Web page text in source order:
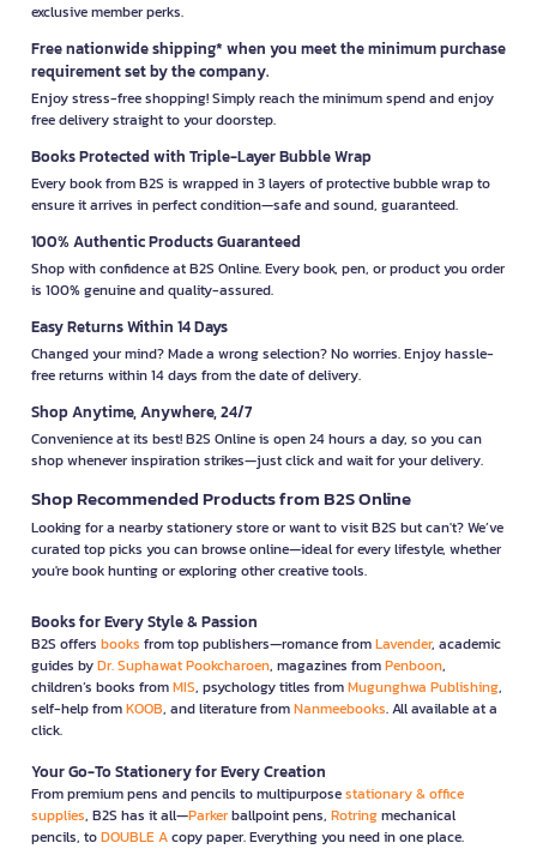
exclusive member perks.
Free nationwide shipping* when you meet the minimum purchase
requirement set by the company.
Enjoy stress-free shopping! Simply reach the minimum spend and enjoy
free delivery straight to your doorstep.
Books Protected with Triple-Layer Bubble Wrap
Every book from B2S is wrapped in 3 layers of protective bubble wrap to
ensure it arrives in perfect condition—safe and sound, guaranteed.
100% Authentic Products Guaranteed
Shop with confidence at B2S Online. Every book, pen, or product you order
is 100% genuine and quality-assured.
Easy Returns Within 14 Days
Changed your mind? Made a wrong selection? No worries. Enjoy hassle-
free returns within 14 days from the date of delivery.
Shop Anytime, Anywhere, 24/7
Convenience at its best! B2S Online is open 24 hours a day, so you can
shop whenever inspiration strikes—just click and wait for your delivery.
Shop Recommended Products from B2S Online
Looking for a nearby stationery store or want to visit B2S but can't? We’ve
curated top picks you can browse online—ideal for every lifestyle, whether
you're book hunting or exploring other creative tools.
Books for Every Style & Passion
B2S offers books from top publishers—romance fromLavender, academic
guides byDr. Suphawat Pookcharoen, magazines fromPenboon,
children’s books fromMIS, psychology titles fromMugunghwa Publishing,
self-help fromKOOB, and literature fromNanmeebooks. All available at a
click.
Your Go-To Stationery for Every Creation
From premium pens and pencils to multipurposestationary & office
supplies, B2S has it all—Parkerballpoint pens, Rotringmechanical
pencils, toDOUBLE Acopy paper. Everything you need in one place.